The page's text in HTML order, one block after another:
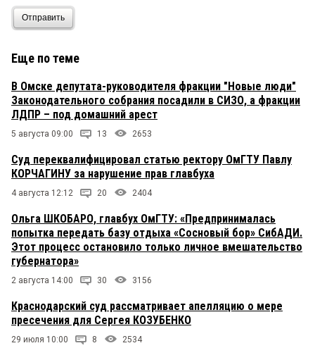
Отправить
Еще по теме
В Омске депутата-руководителя фракции "Новые люди"
Законодательного собрания посадили в СИЗО, а фракции
ЛДПР – под домашний арест
5 августа 09:00 13 2653
Суд переквалифицировал статью ректору ОмГТУ Павлу
КОРЧАГИНУ за нарушение прав главбуха
4 августа 12:12 20 2404
Ольга ШКОБАРО, главбух ОмГТУ: «Предпринималась
попытка передать базу отдыха «Сосновый бор» СибАДИ.
Этот процесс остановило только личное вмешательство
губернатора»
2 августа 14:00 30 3156
Краснодарский суд рассматривает апелляцию о мере
пресечения для Сергея КОЗУБЕНКО
29 июля 10:00 8 2534